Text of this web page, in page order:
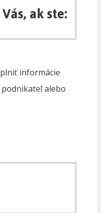
ak ste:
informácie
alebo